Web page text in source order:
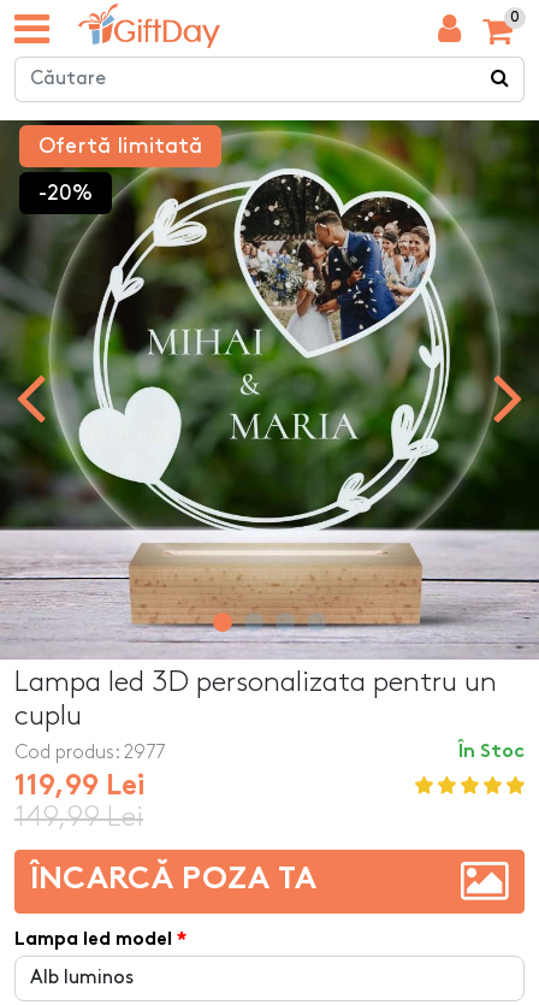
0
Ofertă limitată
-20%
Lampa led 3D personalizata pentru un
cuplu
În Stoc
Cod produs: 2977
119,99 Lei
149,99 Lei
ÎNCARCĂ POZA TA
Lampa led model